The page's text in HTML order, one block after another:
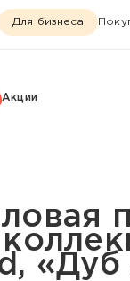
Для бизнеса
Акции
«Дуб